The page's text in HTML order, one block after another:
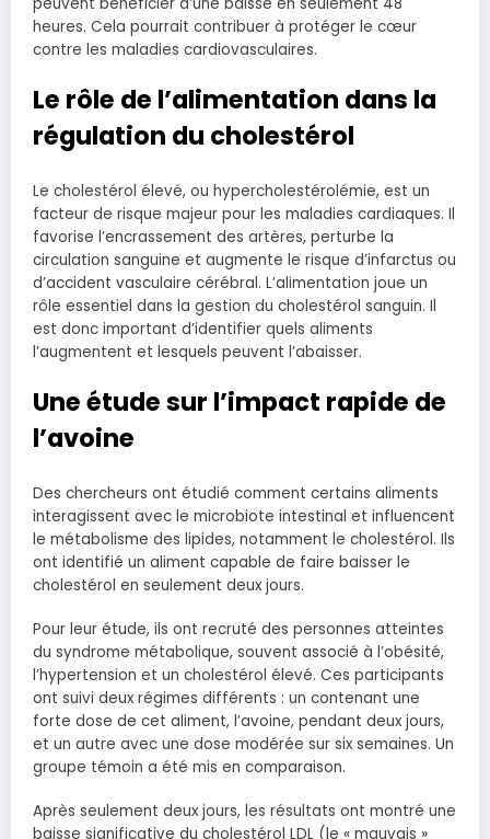
heures. Cela pourrait contribuer à protéger le cœur
contre les maladies cardiovasculaires.
Le rôle de l’alimentation dans la
régulation du cholestérol
Le cholestérol élevé, ou hypercholestérolémie, est un
facteur de risque majeur pour les maladies cardiaques. Il
favorise l’encrassement des artères, perturbe la
circulation sanguine et augmente le risque d’infarctus ou
d’accident vasculaire cérébral. L’alimentation joue un
rôle essentiel dans la gestion du cholestérol sanguin. Il
est donc important d’identifier quels aliments
l’augmentent et lesquels peuvent l’abaisser.
Une étude sur l’impact rapide de
l’avoine
Des chercheurs ont étudié comment certains aliments
interagissent avec le microbiote intestinal et influencent
le métabolisme des lipides, notamment le cholestérol. Ils
ont identifié un aliment capable de faire baisser le
cholestérol en seulement deux jours.
Pour leur étude, ils ont recruté des personnes atteintes
du syndrome métabolique, souvent associé à l’obésité,
l’hypertension et un cholestérol élevé. Ces participants
ont suivi deux régimes différents : un contenant une
forte dose de cet aliment, l’avoine, pendant deux jours,
et un autre avec une dose modérée sur six semaines. Un
groupe témoin a été mis en comparaison.
Après seulement deux jours, les résultats ont montré une
baisse significative du cholestérol LDL (le « mauvais »